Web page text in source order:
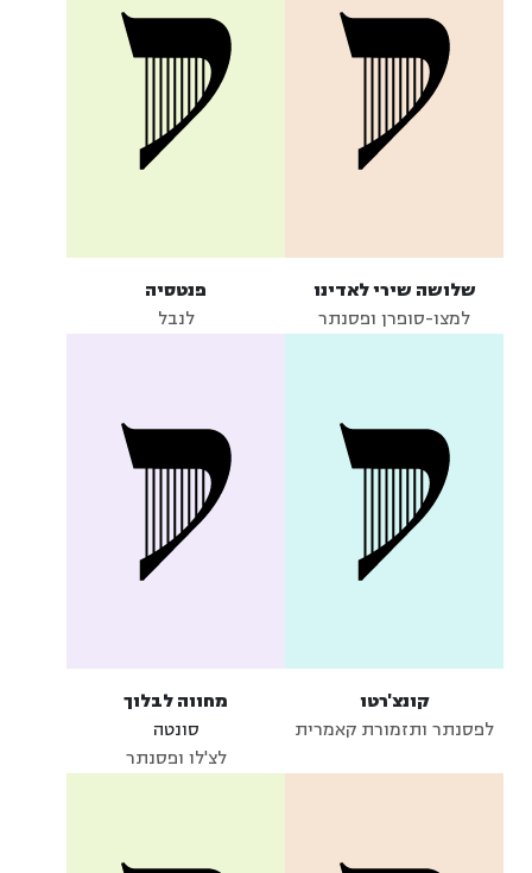
שלושה שירי לאדינו
למצו-סופרן ופסנתר
פנטסיה
לנבל
קונצ'רטו
לפסנתר ותזמורת קאמרית
מחווה לבלוך
סונטה
לצ'לו ופסנתר